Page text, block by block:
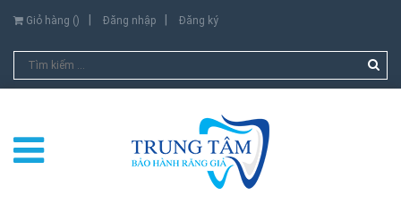
Giỏ hàng () Đăng nhập Đăng ký